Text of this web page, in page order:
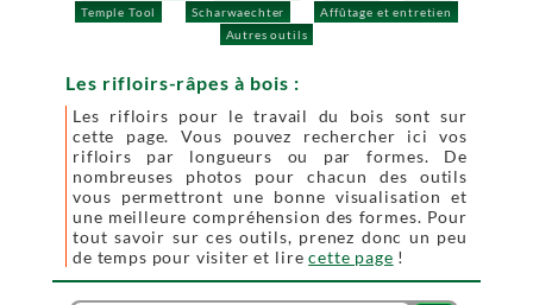
Temple Tool
Scharwaechter
Affûtage et entretien
Autres outils
Les rifloirs-râpes à bois :
Les rifloirs pour le travail du bois sont sur
cette page. Vous pouvez rechercher ici vos
rifloirs par longueurs ou par formes. De
nombreuses photos pour chacun des outils
vous permettront une bonne visualisation et
une meilleure compréhension des formes. Pour
tout savoir sur ces outils, prenez donc un peu
de temps pour visiter et lirecette page !